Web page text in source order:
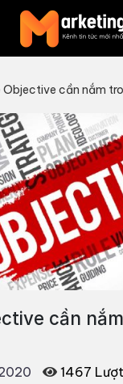
Objective cần nắm
cần
1467